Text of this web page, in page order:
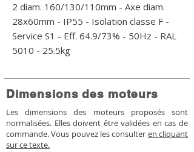
2 diam. 160/130/110mm - Axe diam.
28x60mm - IP55 - Isolation classe F -
Service S1 - Eff. 64.9/73% - 50Hz - RAL
5010 - 25.5kg
Dimensions des moteurs
Les dimensions des moteurs proposés sont
normalisées. Elles doivent être validées en cas de
commande. Vous pouvez les consulter en cliquant
sur ce texte.